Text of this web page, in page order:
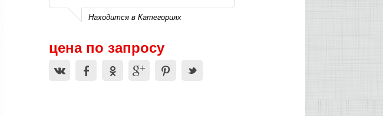
Находится в Категориях
цена по запросу